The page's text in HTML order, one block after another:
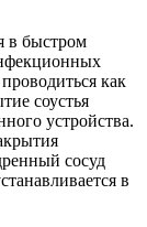
в быстром
как
соустья
устройства.
сосуд
в